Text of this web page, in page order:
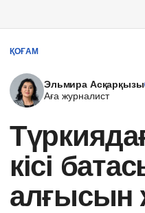
ҚОҒАМ
Эльмира Асқарқызы
Аға журналист
кісі
алғысын